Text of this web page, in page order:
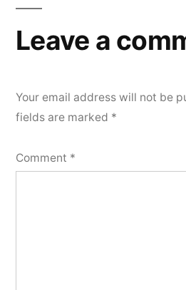
Leave a
Your email address will not be
fields are marked *
Comment *